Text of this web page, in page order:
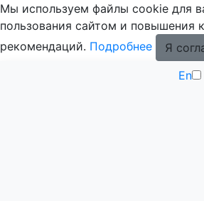
Мы используем файлы cookie для
пользования сайтом и повышения
рекомендаций. Подробнее
Я
En